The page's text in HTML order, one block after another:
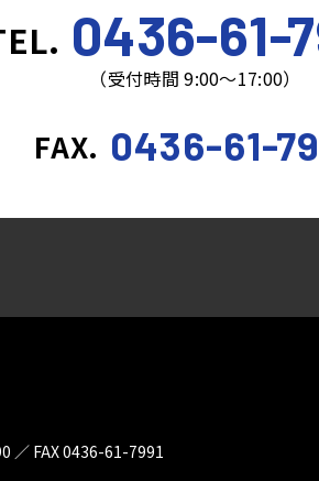
0436-61-
（受付時間 9:00～17:00）
FAX. 0436-61-
／ FAX 0436-61-7991